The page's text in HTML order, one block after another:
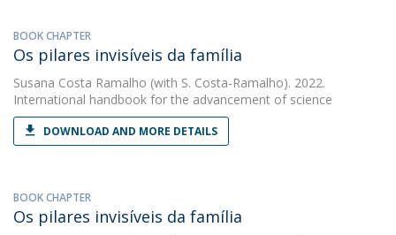
BOOK CHAPTER
Os pilares invisíveis da família
Susana Costa Ramalho (with S. Costa-Ramalho). 2022.
International handbook for the advancement of science
DOWNLOAD AND MORE DETAILS
BOOK CHAPTER
Os pilares invisíveis da família